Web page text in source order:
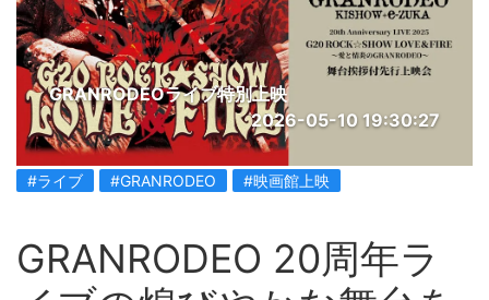
GRANRODEOライブ特別上映
2026-05-10 19:30:27
#ライブ #GRANRODEO #映画館上映
GRANRODEO 20周年ラ